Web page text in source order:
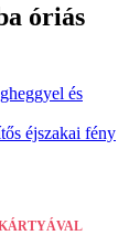
óriás
és
éjszakai fény